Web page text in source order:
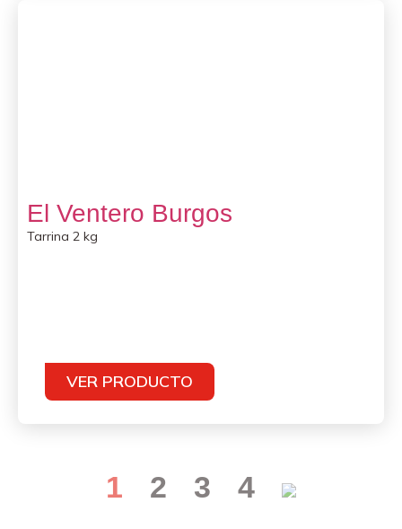
El Ventero Burgos
Tarrina 2 kg
VER PRODUCTO
1 2 3 4